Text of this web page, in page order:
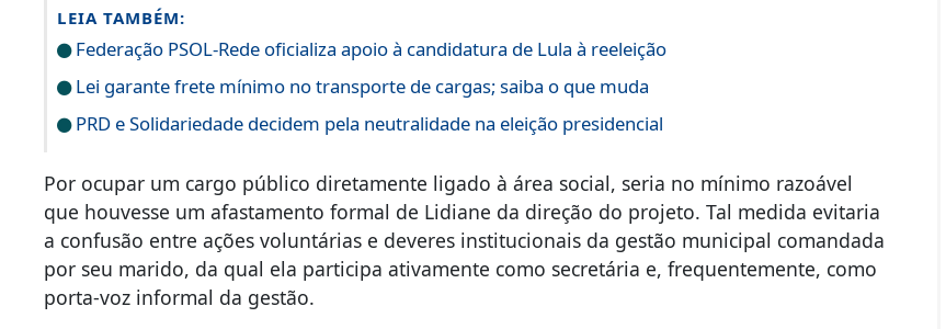
LEIA TAMBÉM:
Federação PSOL-Rede oficializa apoio à candidatura de Lula à reeleição
Lei garante frete mínimo no transporte de cargas; saiba o que muda
PRD e Solidariedade decidem pela neutralidade na eleição presidencial
Por ocupar um cargo público diretamente ligado à área social, seria no mínimo razoável
que houvesse um afastamento formal de Lidiane da direção do projeto. Tal medida evitaria
a confusão entre ações voluntárias e deveres institucionais da gestão municipal comandada
por seu marido, da qual ela participa ativamente como secretária e, frequentemente, como
porta-voz informal da gestão.